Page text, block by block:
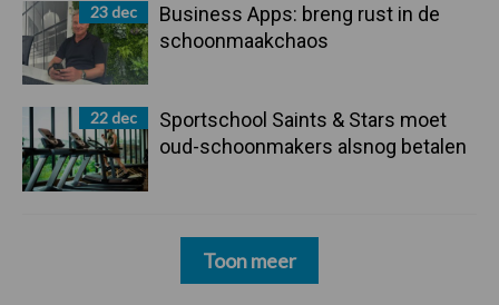
23 dec
Business Apps: breng rust in de
schoonmaakchaos
22 dec
Sportschool Saints & Stars moet
oud-schoonmakers alsnog betalen
Toon meer